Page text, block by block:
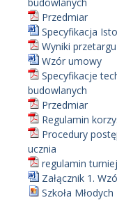
Przedmiar
Specyfikacja
Wyniki przetargu
Wzór umowy
Specyfikacje
budowlanych
Przedmiar
Regulamin
Procedury
ucznia
regulamin
Załącznik 1.
Szkoła